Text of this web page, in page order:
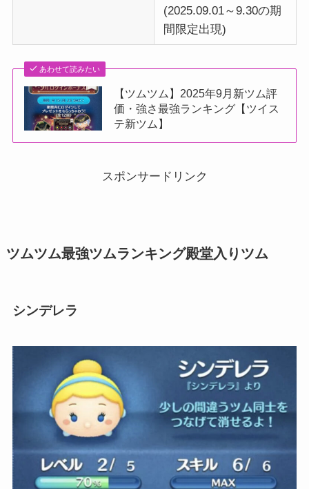
(2025.09.01～9.30の期
間限定出現)
あわせて読みたい
【ツムツム】2025年9月新ツム評
価・強さ最強ランキング【ツイス
テ新ツム】
スポンサードリンク
ツムツム最強ツムランキング殿堂入りツム
シンデレラ